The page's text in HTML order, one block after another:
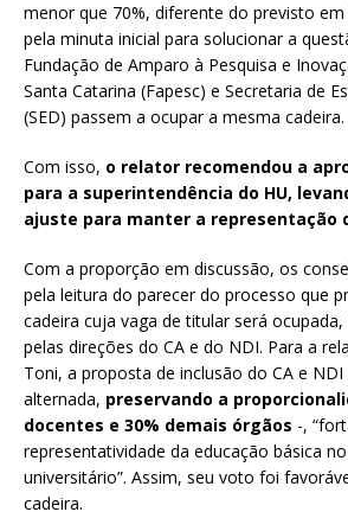
menor que 70%, diferente do previsto
pela minuta inicial para solucionar a
Fundação de Amparo à Pesquisa e
Santa Catarina (Fapesc) e Secretaria de
(SED) passem a ocupar a mesma cadeira.
Com isso, o relator recomendou a
para a superintendência do HU,
ajuste para manter a representação
Com a proporção em discussão, os
pela leitura do parecer do processo que
cadeira cuja vaga de titular será
pelas direções do CA e do NDI. Para a
Toni, a proposta de inclusão do CA e
alternada, preservando a
docentes e 30% demais órgãos -,
representatividade da educação básica
universitário”. Assim, seu voto foi
cadeira.